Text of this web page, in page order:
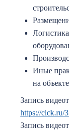
Иные
на объекте
Запись
https://clck.ru/
Запись